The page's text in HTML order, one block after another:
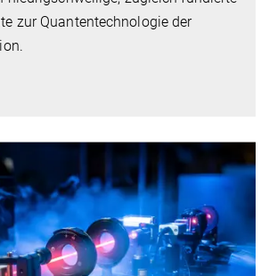
zur Quantentechnologie der